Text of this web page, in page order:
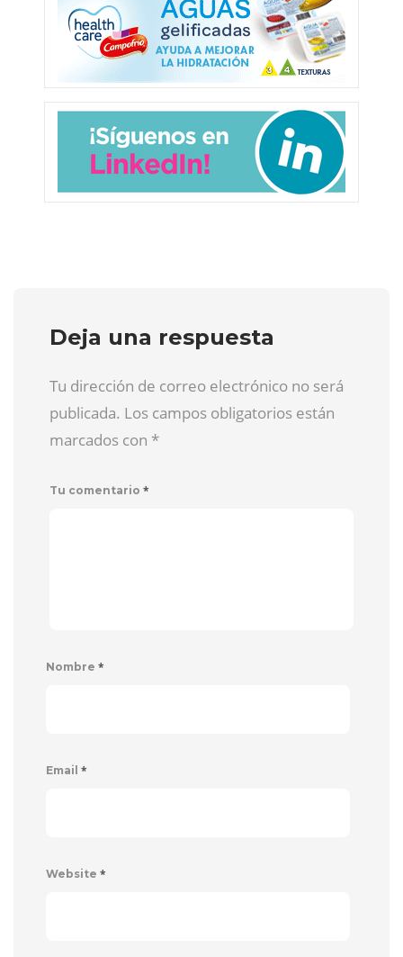
Deja una respuesta
Tu dirección de correo electrónico no será
publicada. Los campos obligatorios están
marcados con *
Tu comentario *
Nombre *
Email *
Website *